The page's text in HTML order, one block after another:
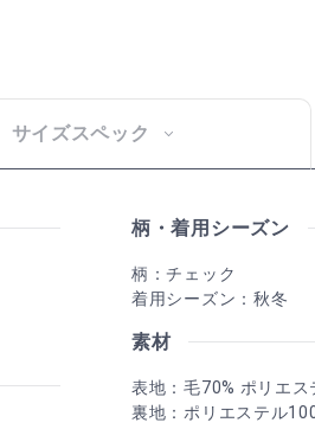
サイズスペック
柄・着用シーズン
柄：チェック
着用シーズン：秋冬
素材
表地：毛70% ポリエス
裏地：ポリエステル